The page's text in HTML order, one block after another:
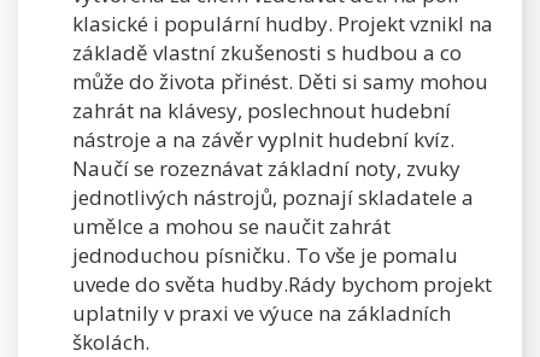
klasické i populární hudby. Projekt vznikl na
základě vlastní zkušenosti s hudbou a co
může do života přinést. Děti si samy mohou
zahrát na klávesy, poslechnout hudební
nástroje a na závěr vyplnit hudební kvíz.
Naučí se rozeznávat základní noty, zvuky
jednotlivých nástrojů, poznají skladatele a
umělce a mohou se naučit zahrát
jednoduchou písničku. To vše je pomalu
uvede do světa hudby.Rády bychom projekt
uplatnily v praxi ve výuce na základních
školách.